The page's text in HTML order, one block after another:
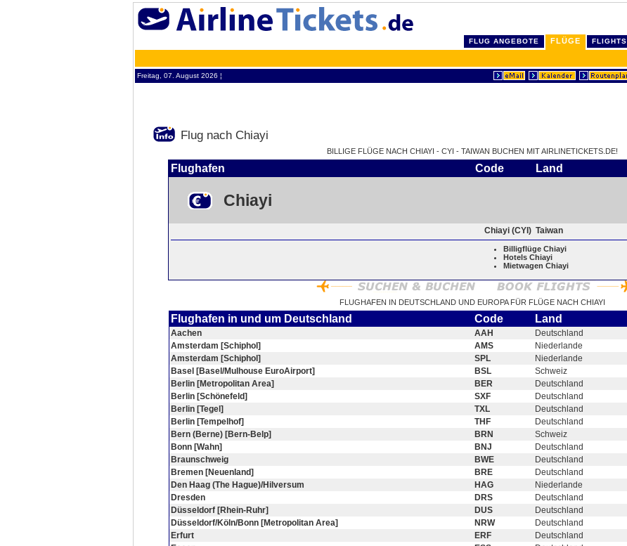
FLUG ANGEBOTE FLÜGE FLIGHTS
Freitag, 07. August 2026 ¦
Flug nach Chiayi
BILLIGE FLÜGE NACH CHIAYI - CYI - TAIWAN BUCHEN MIT AIRLINETICKETS.DE!
Flughafen Code Land
Chiayi
Chiayi (CYI) Taiwan
Billigflüge Chiayi
Hotels Chiayi
Mietwagen Chiayi
FLUGHAFEN IN DEUTSCHLAND UND EUROPA FÜR FLÜGE NACH CHIAYI
Flughafen in und um Deutschland Code Land
Aachen AAH
Deutschland
Amsterdam [Schiphol]
AMS
Niederlande
Amsterdam [Schiphol]
SPL
Niederlande
Basel [Basel/Mulhouse EuroAirport]
BSL
Schweiz
Berlin [Metropolitan Area]
BER
Deutschland
Berlin [Schönefeld]
SXF
Deutschland
Berlin [Tegel]
TXL
Deutschland
Berlin [Tempelhof]
THF
Deutschland
Bern (Berne) [Bern-Belp]
BRN
Schweiz
Bonn [Wahn]
BNJ
Deutschland
Braunschweig
BWE
Deutschland
Bremen [Neuenland]
BRE
Deutschland
Den Haag (The Hague)/Hilversum
HAG
Niederlande
Dresden
DRS
Deutschland
Düsseldorf [Rhein-Ruhr]
DUS
Deutschland
Düsseldorf/Köln/Bonn [Metropolitan Area]
NRW
Deutschland
Erfurt
ERF
Deutschland